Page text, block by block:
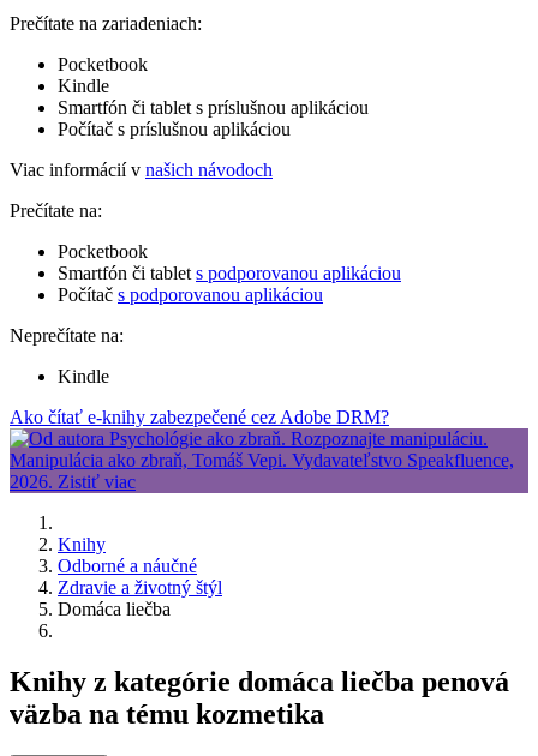
Prečítate na zariadeniach:
Pocketbook
Kindle
Smartfón či tablet s príslušnou aplikáciou
Počítač s príslušnou aplikáciou
Viac informácií v našich návodoch
Prečítate na:
Pocketbook
Smartfón či tablet s podporovanou aplikáciou
Počítač s podporovanou aplikáciou
Neprečítate na:
Kindle
Ako čítať e-knihy zabezpečené cez Adobe DRM?
Knihy
Odborné a náučné
Zdravie a životný štýl
Domáca liečba
Knihy z kategórie domáca liečba penová
väzba na tému kozmetika